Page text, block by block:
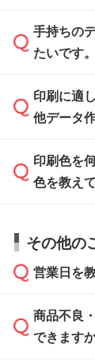
せいただ
タを1点
積・ご注
ください。
ご入稿後
がないか
刷に進
一部商品
ます。各
入稿用の
Illustrator
方」をご
手持ちの
たいです。
印刷に適
タッフが
ムへ添付
でお送り
い合わせ
なお、印
印刷に適
他データ
データ作
サポート
から添付
しい
解像度の
などを、
印刷色を
色を教え
お見積・
相談いた
ご希望や
本体色が
白色か淡
その他の
営業日を
営業日は
休みとな
商品不良
できます